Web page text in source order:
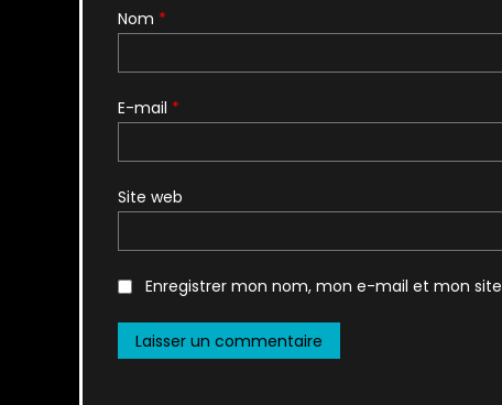
Nom *
E-mail *
Site web
Enregistrer mon nom, mon e-mail et mon